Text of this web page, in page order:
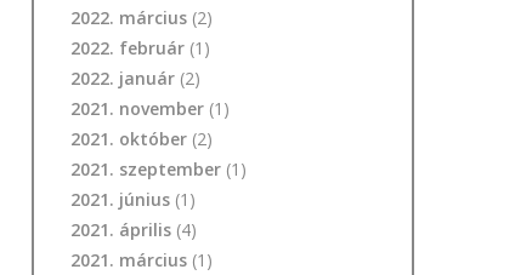
2022. március (2)
2022. február (1)
2022. január (2)
2021. november (1)
2021. október (2)
2021. szeptember (1)
2021. június (1)
2021. április (4)
2021. március (1)